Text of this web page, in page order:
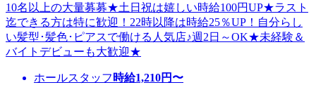
10名以上の大量募募★土日祝は嬉しい時給100円UP★ラスト
迄できる方は特に歓迎！22時以降は時給25％UP！自分らし
い髪型･髪色･ピアスで働ける人気店♪週2日～OK★未経験＆
バイトデビューも大歓迎★
ホールスタッフ 時給1,210円〜